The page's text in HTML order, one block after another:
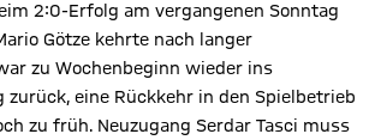
2:0-Erfolg am vergangenen Sonntag
Götze kehrte nach langer
zu Wochenbeginn wieder ins
eine Rückkehr in den Spielbetrieb
zu früh. Neuzugang Serdar Tasci muss